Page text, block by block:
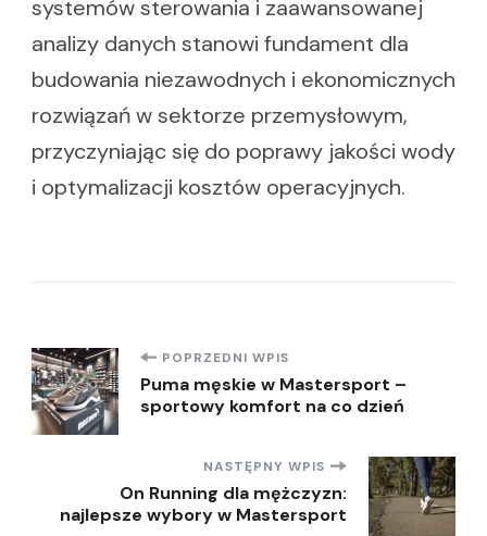
systemów sterowania i zaawansowanej
analizy danych stanowi fundament dla
budowania niezawodnych i ekonomicznych
rozwiązań w sektorze przemysłowym,
przyczyniając się do poprawy jakości wody
i optymalizacji kosztów operacyjnych.
Nawigacja
wpisu
POPRZEDNI WPIS
Puma męskie w Mastersport –
sportowy komfort na co dzień
NASTĘPNY WPIS
On Running dla mężczyzn:
najlepsze wybory w Mastersport